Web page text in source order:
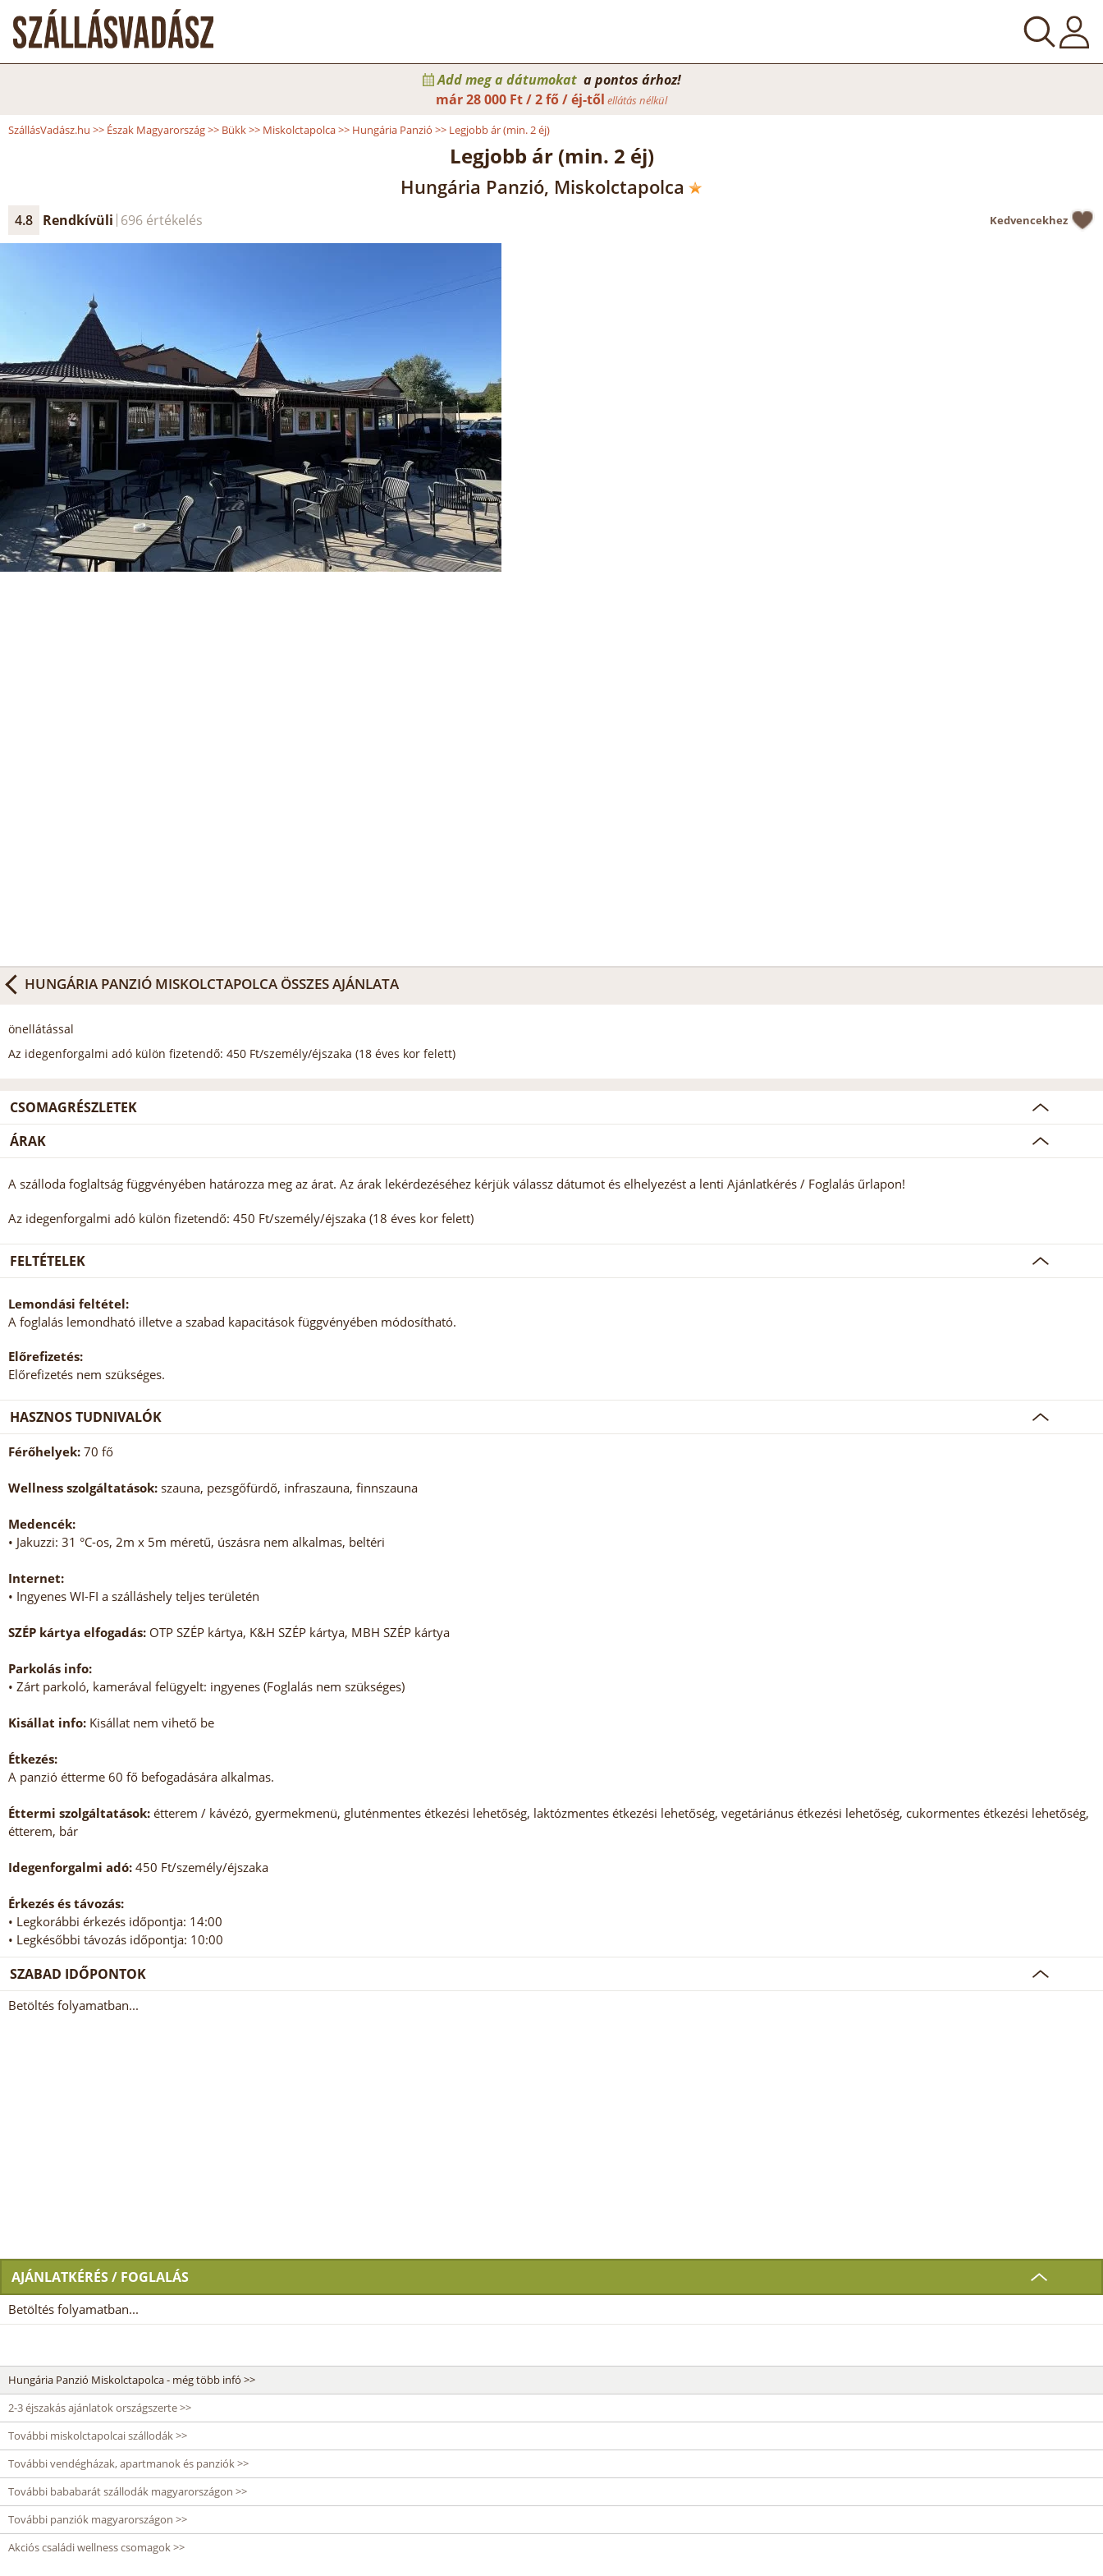
Add meg a dátumokat a pontos árhoz!
már28 000 Ft / 2 fő / éj-től ellátás nélkül
SzállásVadász.hu >> Észak Magyarország>> Bükk>> Miskolctapolca>> Hungária Panzió >> Legjobb ár (min. 2 éj)
Legjobb ár (min. 2 éj)
Hungária Panzió, Miskolctapolca
4.8 Rendkívüli 696 értékelés Kedvencekhez
HUNGÁRIA PANZIÓ MISKOLCTAPOLCA ÖSSZES AJÁNLATA
önellátással
Az idegenforgalmi adó külön fizetendő: 450 Ft/személy/éjszaka (18 éves kor felett)
CSOMAGRÉSZLETEK
ÁRAK
A szálloda foglaltság függvényében határozza meg az árat. Az árak lekérdezéséhez kérjük válassz dátumot és elhelyezést a lenti Ajánlatkérés / Foglalás űrlapon!
Az idegenforgalmi adó külön fizetendő: 450 Ft/személy/éjszaka (18 éves kor felett)
FELTÉTELEK
Lemondási feltétel:
A foglalás lemondható illetve a szabad kapacitások függvényében módosítható.
Előrefizetés:
Előrefizetés nem szükséges.
HASZNOS TUDNIVALÓK
Férőhelyek: 70 fő
Wellness szolgáltatások: szauna, pezsgőfürdő, infraszauna, finnszauna
Medencék:
• Jakuzzi: 31 °C-os, 2m x 5m méretű, úszásra nem alkalmas, beltéri
Internet:
• Ingyenes WI-FI a szálláshely teljes területén
SZÉP kártya elfogadás: OTP SZÉP kártya, K&H SZÉP kártya, MBH SZÉP kártya
Parkolás info:
• Zárt parkoló, kamerával felügyelt: ingyenes (Foglalás nem szükséges)
Kisállat info: Kisállat nem vihető be
Étkezés:
A panzió étterme 60 fő befogadására alkalmas.
Éttermi szolgáltatások: étterem / kávézó, gyermekmenü, gluténmentes étkezési lehetőség, laktózmentes étkezési lehetőség, vegetáriánus étkezési lehetőség, cukormentes étkezési lehetőség,
étterem, bár
Idegenforgalmi adó: 450 Ft/személy/éjszaka
Érkezés és távozás:
• Legkorábbi érkezés időpontja: 14:00
• Legkésőbbi távozás időpontja: 10:00
SZABAD IDŐPONTOK
Betöltés folyamatban...
AJÁNLATKÉRÉS / FOGLALÁS
Betöltés folyamatban...
Hungária Panzió Miskolctapolca - még több infó >>
2-3 éjszakás ajánlatok országszerte >>
További miskolctapolcai szállodák >>
További vendégházak, apartmanok és panziók >>
További bababarát szállodák magyarországon >>
További panziók magyarországon >>
Akciós családi wellness csomagok >>